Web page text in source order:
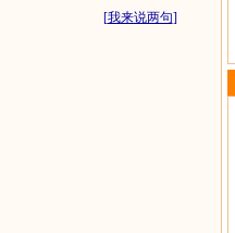
[我来说两句]